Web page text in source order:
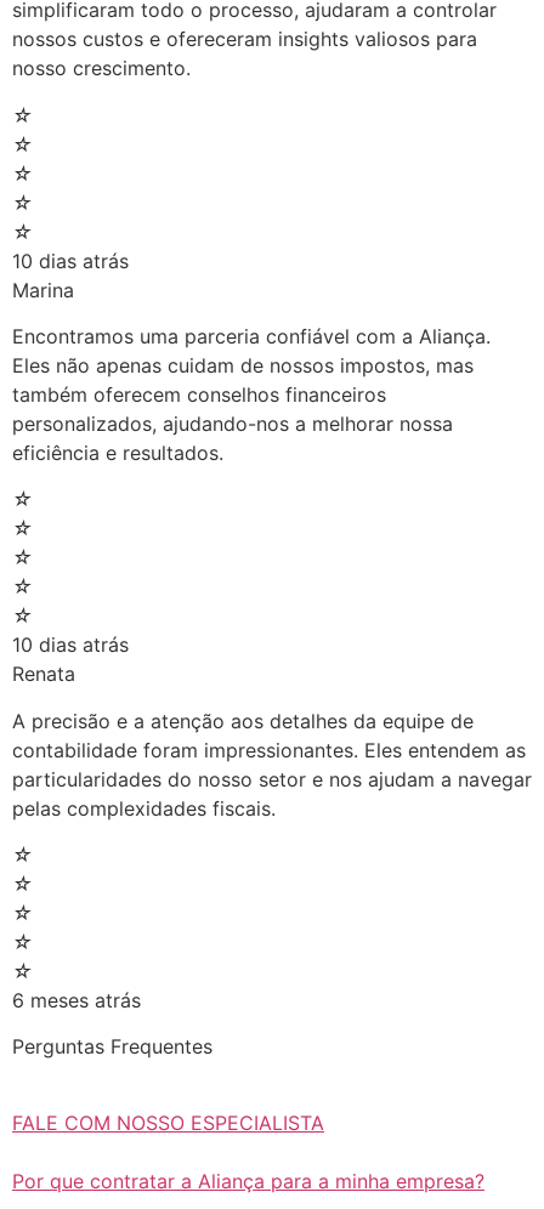
simplificaram todo o processo, ajudaram a controlar
nossos custos e ofereceram insights valiosos para
nosso crescimento.
☆
☆
☆
☆
☆
10 dias atrás
Marina
Encontramos uma parceria confiável com a Aliança.
Eles não apenas cuidam de nossos impostos, mas
também oferecem conselhos financeiros
personalizados, ajudando-nos a melhorar nossa
eficiência e resultados.
☆
☆
☆
☆
☆
10 dias atrás
Renata
A precisão e a atenção aos detalhes da equipe de
contabilidade foram impressionantes. Eles entendem as
particularidades do nosso setor e nos ajudam a navegar
pelas complexidades fiscais.
☆
☆
☆
☆
☆
6 meses atrás
Perguntas Frequentes
FALE COM NOSSO ESPECIALISTA
Por que contratar a Aliança para a minha empresa?